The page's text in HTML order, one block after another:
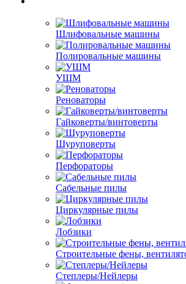
Шлифовальные машины
Полировальные машины
УШМ
Реноваторы
Гайковерты/винтоверты
Шуруповерты
Перфораторы
Сабельные пилы
Циркулярные пилы
Лобзики
Строительные фены,
Степлеры/Нейлеры